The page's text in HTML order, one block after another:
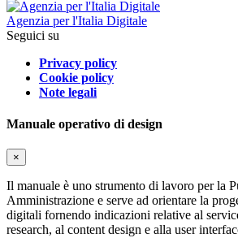
Agenzia per l'Italia Digitale
Seguici su
Privacy policy
Cookie policy
Note legali
Manuale operativo di design
×
Il manuale è uno strumento di lavoro per la
Amministrazione e serve ad orientare la
digitali fornendo indicazioni relative al
research, al content design e alla user